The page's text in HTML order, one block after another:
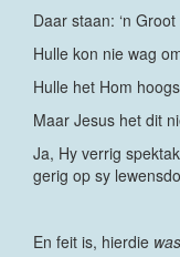
Daar staan: ‘n
Hulle kon nie wag
Hulle het Hom
Maar Jesus het dit
Ja, Hy verrig
gerig op sy
En feit is, hierdie was